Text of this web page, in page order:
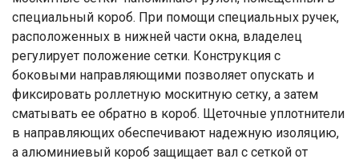
специальный короб. При помощи специальных ручек,
расположенных в нижней части окна, владелец
регулирует положение сетки. Конструкция с
боковыми направляющими позволяет опускать и
фиксировать роллетную москитную сетку, а затем
сматывать ее обратно в короб. Щеточные уплотнители
в направляющих обеспечивают надежную изоляцию,
а алюминиевый короб защищает вал с сеткой от